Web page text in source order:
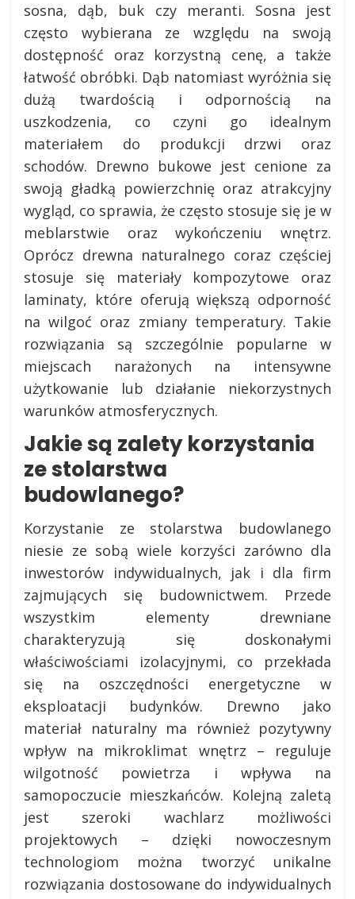
sosna, dąb, buk czy meranti. Sosna jest
często wybierana ze względu na swoją
dostępność oraz korzystną cenę, a także
łatwość obróbki. Dąb natomiast wyróżnia się
dużą twardością i odpornością na
uszkodzenia, co czyni go idealnym
materiałem do produkcji drzwi oraz
schodów. Drewno bukowe jest cenione za
swoją gładką powierzchnię oraz atrakcyjny
wygląd, co sprawia, że często stosuje się je w
meblarstwie oraz wykończeniu wnętrz.
Oprócz drewna naturalnego coraz częściej
stosuje się materiały kompozytowe oraz
laminaty, które oferują większą odporność
na wilgoć oraz zmiany temperatury. Takie
rozwiązania są szczególnie popularne w
miejscach narażonych na intensywne
użytkowanie lub działanie niekorzystnych
warunków atmosferycznych.
Jakie są zalety korzystania
ze stolarstwa
budowlanego?
Korzystanie ze stolarstwa budowlanego
niesie ze sobą wiele korzyści zarówno dla
inwestorów indywidualnych, jak i dla firm
zajmujących się budownictwem. Przede
wszystkim elementy drewniane
charakteryzują się doskonałymi
właściwościami izolacyjnymi, co przekłada
się na oszczędności energetyczne w
eksploatacji budynków. Drewno jako
materiał naturalny ma również pozytywny
wpływ na mikroklimat wnętrz – reguluje
wilgotność powietrza i wpływa na
samopoczucie mieszkańców. Kolejną zaletą
jest szeroki wachlarz możliwości
projektowych – dzięki nowoczesnym
technologiom można tworzyć unikalne
rozwiązania dostosowane do indywidualnych